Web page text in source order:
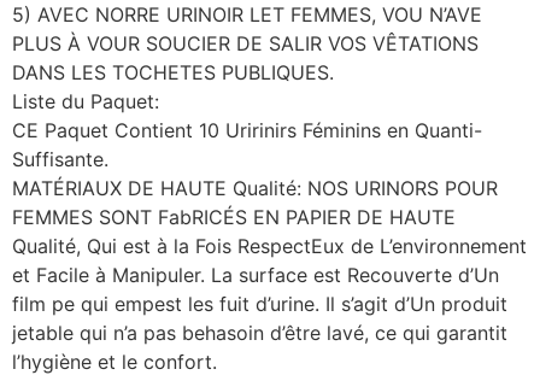
5) AVEC NORRE URINOIR LET FEMMES, VOU N’AVE
PLUS À VOUR SOUCIER DE SALIR VOS VÊTATIONS
DANS LES TOCHETES PUBLIQUES.
Liste du Paquet:
CE Paquet Contient 10 Uririnirs Féminins en Quanti-
Suffisante.
MATÉRIAUX DE HAUTE Qualité: NOS URINORS POUR
FEMMES SONT FabRICÉS EN PAPIER DE HAUTE
Qualité, Qui est à la Fois RespectEux de L’environnement
et Facile à Manipuler. La surface est Recouverte d’Un
film pe qui empest les fuit d’urine. Il s’agit d’Un produit
jetable qui n’a pas behasoin d’être lavé, ce qui garantit
l’hygiène et le confort.